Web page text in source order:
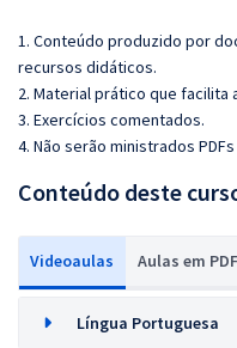
1. Conteúdo produzido por
recursos didáticos.
2. Material prático que facilita
3. Exercícios comentados.
4. Não serão ministrados
Conteúdo deste
Videoaulas Aulas em PDF
Língua Portuguesa